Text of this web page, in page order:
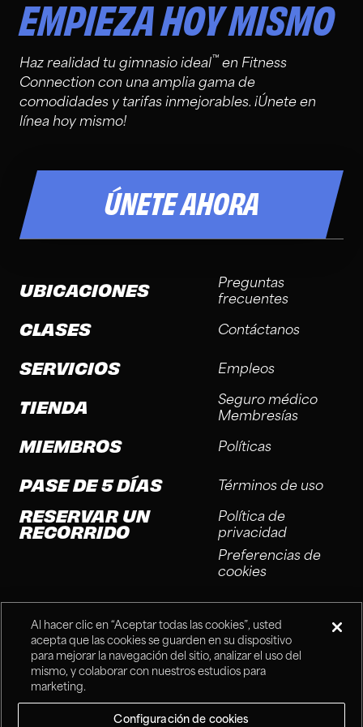
traer agua o comprar una botella en nuestra tienda
ProShop antes de tu entrenamiento.
EMPIEZA HOY MISMO
Haz realidad tu gimnasio ideal™ en Fitness
Connection con una amplia gama de
comodidades y tarifas inmejorables. ¡Únete en
línea hoy mismo!
ÚNETE AHORA
UBICACIONES
CLASES
SERVICIOS
TIENDA
MIEMBROS
PASE DE 5 DÍAS
RESERVAR UN
RECORRIDO
Preguntas
frecuentes
Contáctanos
Empleos
Seguro médico
Membresías
Políticas
Términos de uso
Política de
privacidad
Preferencias de
cookies
®Fitness Connection, 2025
Al hacer clic en “Aceptar todas las cookies”, usted
acepta que las cookies se guarden en su dispositivo
para mejorar la navegación del sitio, analizar el uso del
mismo, y colaborar con nuestros estudios para
marketing.
Configuración de cookies